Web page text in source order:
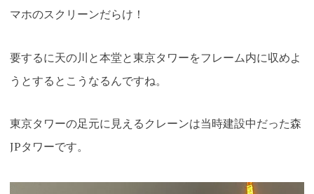
マホのスクリーンだらけ！
要するに天の川と本堂と東京タワーをフレーム内に収めよ
うとするとこうなるんですね。
東京タワーの足元に見えるクレーンは当時建設中だった森
JPタワーです。